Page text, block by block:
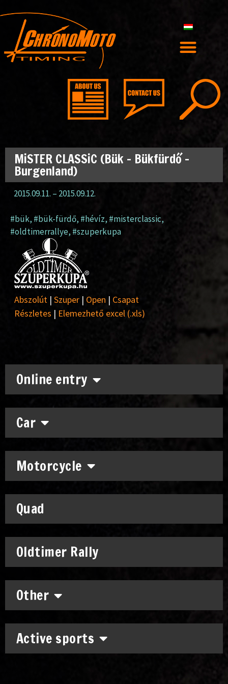
Online entry
Car
Motorcycle
Quad
Oldtimer Rally
Other
Active sports
MiSTER CLASSiC (Bük – Bükfürdő –
Burgenland)
2015.09.11. – 2015.09.12.
#bük, #bük-fürdő, #hévíz,#misterclassic,
#oldtimerrallye, #szuperkupa
Abszolút | Szuper | Open | Csapat
Részletes | Elemezhető excel (.xls)